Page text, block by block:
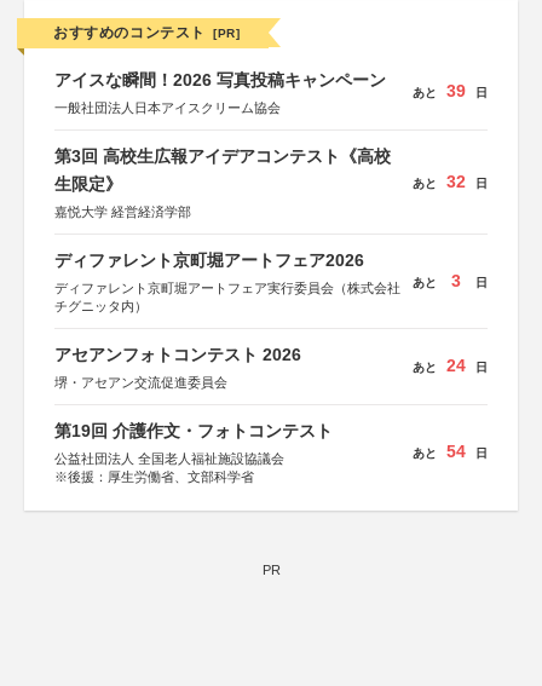
おすすめのコンテスト [PR]
アイスな瞬間！2026 写真投稿キャンペーン
一般社団法人日本アイスクリーム協会
あと 39 日
第3回 高校生広報アイデアコンテスト《高校
生限定》
嘉悦大学 経営経済学部
あと 32 日
ディファレント京町堀アートフェア2026
ディファレント京町堀アートフェア実行委員会（株式会社
チグニッタ内）
あと 3 日
アセアンフォトコンテスト 2026
堺・アセアン交流促進委員会
あと 24 日
第19回 介護作文・フォトコンテスト
公益社団法人 全国老人福祉施設協議会
※後援：厚生労働省、文部科学省
あと 54 日
PR